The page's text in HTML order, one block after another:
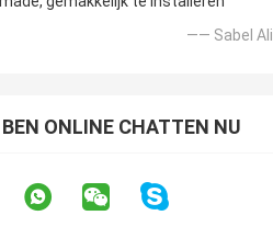
—— Sabel Ali
ONLINE CHATTEN NU